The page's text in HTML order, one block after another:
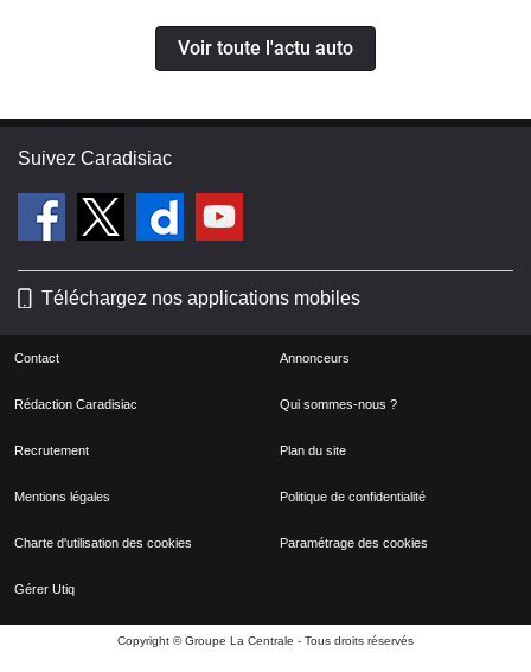
Voir toute l'actu auto
Suivez Caradisiac
Téléchargez nos applications mobiles
Contact Annonceurs
Rédaction Caradisiac Qui sommes-nous ?
Recrutement Plan du site
Mentions légales Politique de confidentialité
Charte d'utilisation des cookies Paramétrage des cookies
Gérer Utiq
Copyright © Groupe La Centrale - Tous droits réservés